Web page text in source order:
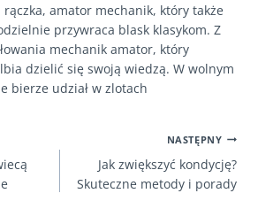
rączka, amator mechanik, który także
przywraca blask klasykom. Z
mechanik amator, który
dzielić się swoją wiedzą. W wolnym
bierze udział w zlotach
NASTĘPNY
Jak zwiększyć kondycję?
Skuteczne metody i porady